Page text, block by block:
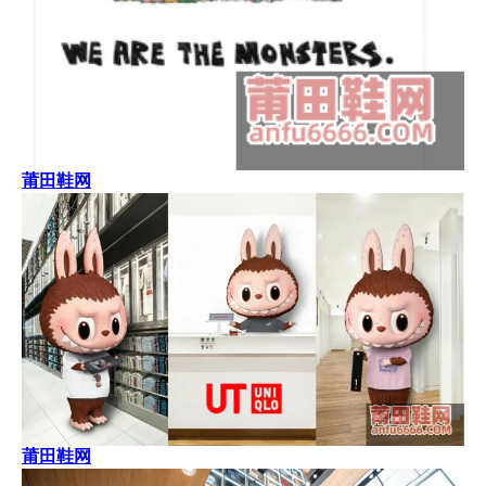
莆田鞋网
莆田鞋网